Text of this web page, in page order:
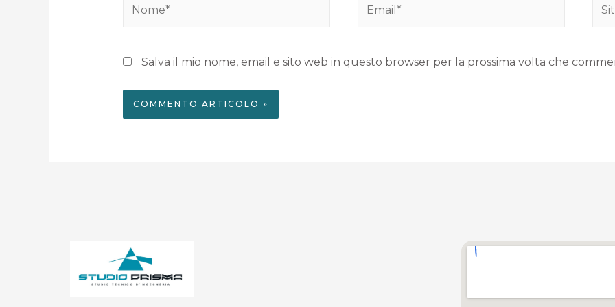
Salva il mio nome, email e sito web in questo browser per la prossima volta che